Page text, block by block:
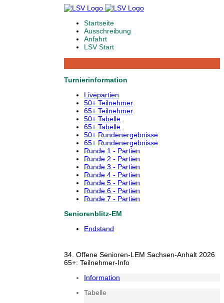
Startseite
Ausschreibung
Anfahrt
LSV Start
Turnierinformation
Livepartien
50+ Teilnehmer
65+ Teilnehmer
50+ Tabelle
65+ Tabelle
50+ Rundenergebnisse
65+ Rundenergebnisse
Runde 1 - Partien
Runde 2 - Partien
Runde 3 - Partien
Runde 4 - Partien
Runde 5 - Partien
Runde 6 - Partien
Runde 7 - Partien
Seniorenblitz-EM
Endstand
34. Offene Senioren-LEM Sachsen-Anhalt 2026
65+: Teilnehmer-Info
Information
Tabelle